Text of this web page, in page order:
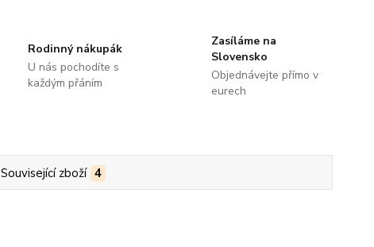
Rodinný nákupák
U nás pochodíte s
každým přáním
Zasíláme na
Slovensko
Objednávejte přímo v
eurech
Související zboží 4